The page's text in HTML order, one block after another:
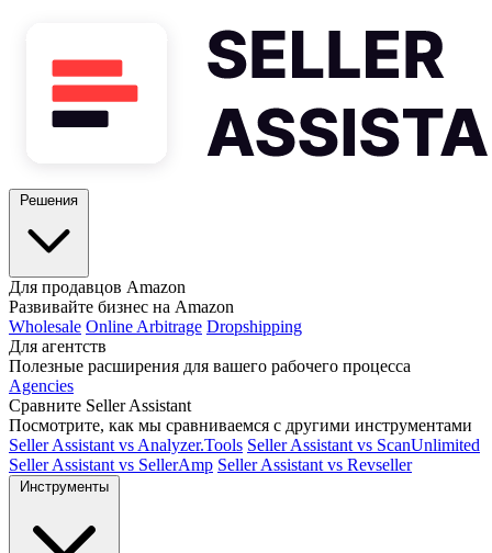
Для продавцов Amazon
Развивайте бизнес на Amazon
Wholesale Online Arbitrage Dropshipping
Для агентств
Полезные расширения для вашего рабочего процесса
Agencies
Сравните Seller Assistant
Посмотрите, как мы сравниваемся с другими инструментами
Seller Assistant vs Analyzer.Tools Seller Assistant vs ScanUnlimited
Seller Assistant vs SellerAmp Seller Assistant vs Revseller